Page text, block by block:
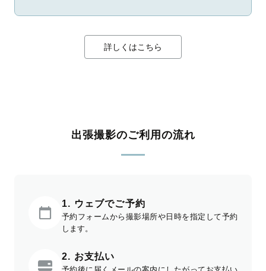
詳しくはこちら
出張撮影のご利用の流れ
1. ウェブでご予約
予約フォームから撮影場所や日時を指定して予約
します。
2. お支払い